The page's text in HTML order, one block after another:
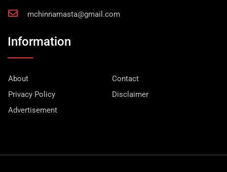
mchinnamasta@gmail.com
Information
About
Contact
Privacy Policy
Disclaimer
Advertisement